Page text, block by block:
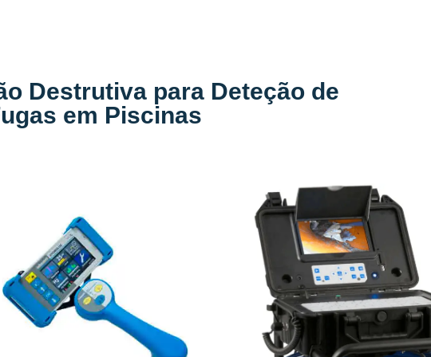
Destrutiva para Deteção de
em Piscinas